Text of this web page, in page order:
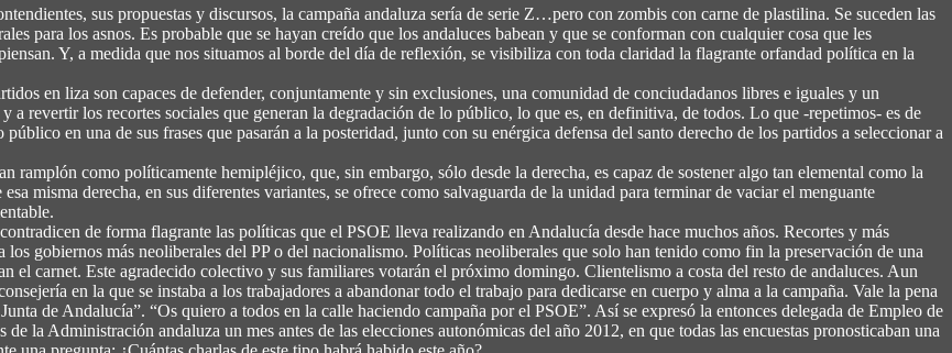
sus propuestas y discursos, la campaña andaluza sería de serie Z…pero con zombis con carne de plastilina. Se suceden las
para los asnos. Es probable que se hayan creído que los andaluces babean y que se conforman con cualquier cosa que les
Y, a medida que nos situamos al borde del día de reflexión, se visibiliza con toda claridad la flagrante orfandad política en la
en liza son capaces de defender, conjuntamente y sin exclusiones, una comunidad de conciudadanos libres e iguales y un
revertir los recortes sociales que generan la degradación de lo público, lo que es, en definitiva, de todos. Lo que -repetimos- es de
en una de sus frases que pasarán a la posteridad, junto con su enérgica defensa del santo derecho de los partidos a seleccionar a
como políticamente hemipléjico, que, sin embargo, sólo desde la derecha, es capaz de sostener algo tan elemental como la
misma derecha, en sus diferentes variantes, se ofrece como salvaguarda de la unidad para terminar de vaciar el menguante
de forma flagrante las políticas que el PSOE lleva realizando en Andalucía desde hace muchos años. Recortes y más
gobiernos más neoliberales del PP o del nacionalismo. Políticas neoliberales que solo han tenido como fin la preservación de una
el carnet. Este agradecido colectivo y sus familiares votarán el próximo domingo. Clientelismo a costa del resto de andaluces. Aun
en la que se instaba a los trabajadores a abandonar todo el trabajo para dedicarse en cuerpo y alma a la campaña. Vale la pena
de Andalucía”. “Os quiero a todos en la calle haciendo campaña por el PSOE”. Así se expresó la entonces delegada de Empleo de
la Administración andaluza un mes antes de las elecciones autonómicas del año 2012, en que todas las encuestas pronosticaban una